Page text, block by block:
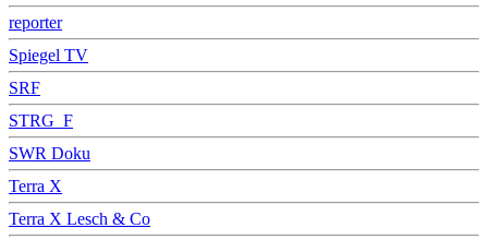
reporter
Spiegel TV
SRF
STRG_F
SWR Doku
Terra X
Terra X Lesch & Co